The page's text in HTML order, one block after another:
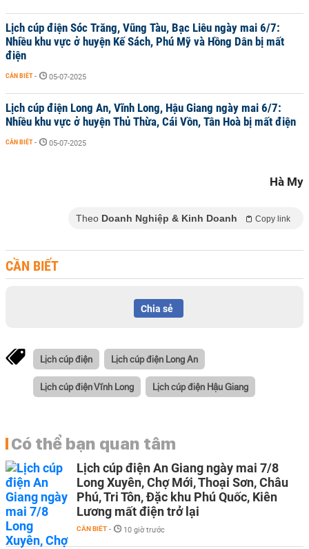
Lịch cúp điện Sóc Trăng, Vũng Tàu, Bạc Liêu ngày mai 6/7:
Nhiều khu vực ở huyện Kế Sách, Phú Mỹ và Hồng Dân bị mất
điện
CẦN BIẾT - 05-07-2025
Lịch cúp điện Long An, Vĩnh Long, Hậu Giang ngày mai 6/7:
Nhiều khu vực ở huyện Thủ Thừa, Cái Vồn, Tân Hoà bị mất điện
CẦN BIẾT - 05-07-2025
Hà My
Theo Doanh Nghiệp & Kinh Doanh Copy link
CẦN BIẾT
Chia sẻ
Lịch cúp điện Lịch cúp điện Long An
Lịch cúp điện Vĩnh Long Lịch cúp điện Hậu Giang
Có thể bạn quan tâm
Lịch cúp điện An Giang ngày mai 7/8
Long Xuyên, Chợ Mới, Thoại Sơn, Châu
Phú, Tri Tôn, Đặc khu Phú Quốc, Kiên
Lương mất điện trở lại
CẦN BIẾT - 10 giờ trước